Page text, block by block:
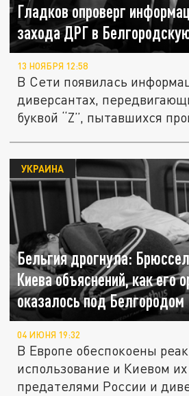
Гладков опроверг
захода ДРГ в
13 НОЯБРЯ 12:58
В Сети появилась
диверсантах,
буквой “Z”, пытавшихся
Бельгия дрогнула:
Киева объяснений, как его
оказалось под Белгородом
УКРАИНА
04 ИЮНЯ 19:32
В Европе обеспокоены
использование и Киевом
предателями России и